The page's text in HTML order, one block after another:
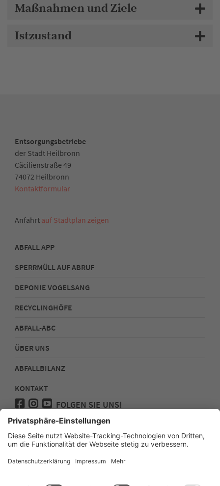
Maßnahmen und Ziele
Istzustand
Entsorgungsbetriebe
der Stadt Heilbronn
Cäcilienstraße 49
74072 Heilbronn
Kontaktformular
Anfahrt auf Stadtplan zeigen
ABFALL APP
SPERRMÜLL AUF ABRUF
DEPONIE VOGELSANG
RECYCLINGHÖFE
ABFALL-ABC
ÜBER UNS
ABFALLBILANZ
KONTAKT
FOLGEN SIE UNS!
Medienanfragen
Impressum
Datenschutz